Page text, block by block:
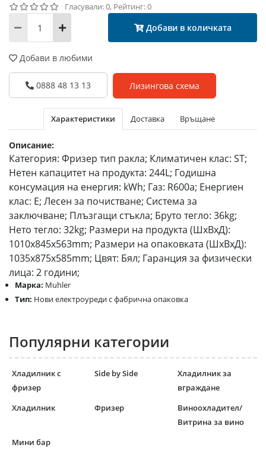
Гласували: 0, Рейтинг: 0
Добави в количката
Добави в любими
0888 48 13 13 Лизингова схема
Характеристики Доставка Връщане
Описание:
Категория: Фризер тип ракла; Климатичен клас: ST;
Нетен капацитет на продукта: 244L; Годишна
консумация на енергия: kWh; Газ: R600a; Енергиен
клас: E; Лесен за почистване; Система за
заключване; Плъзгащи стъкла; Бруто тегло: 36kg;
Нето тегло: 32kg; Размери на продукта (ШхВхД):
1010x845x563mm; Размери на опаковката (ШхВхД):
1035x875x585mm; Цвят: Бял; Гаранция за физически
лица: 2 години;
Марка: Muhler
Тип: Нови електроуреди с фабрична опаковка
Популярни категории
Хладилник с
фризер
Side by Side
Хладилник за
вграждане
Хладилник
Фризер
Виноохладител/
Витрина за вино
Мини бар